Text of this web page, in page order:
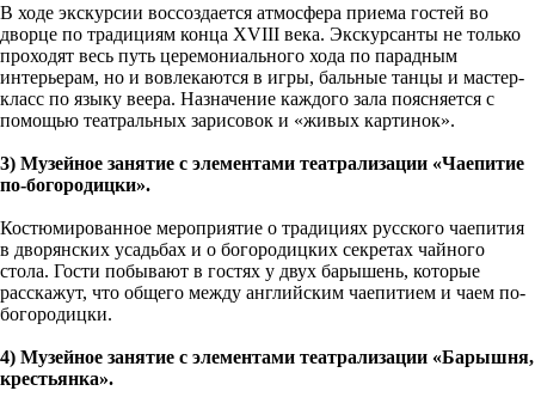
В ходе экскурсии воссоздается атмосфера приема гостей во
дворце по традициям конца XVIII века. Экскурсанты не только
проходят весь путь церемониального хода по парадным
интерьерам, но и вовлекаются в игры, бальные танцы и мастер-
класс по языку веера. Назначение каждого зала поясняется с
помощью театральных зарисовок и «живых картинок».
3) Музейное занятие с элементами театрализации «Чаепитие
по-богородицки».
Костюмированное мероприятие о традициях русского чаепития
в дворянских усадьбах и о богородицких секретах чайного
стола. Гости побывают в гостях у двух барышень, которые
расскажут, что общего между английским чаепитием и чаем по-
богородицки.
4) Музейное занятие с элементами театрализации «Барышня,
крестьянка».